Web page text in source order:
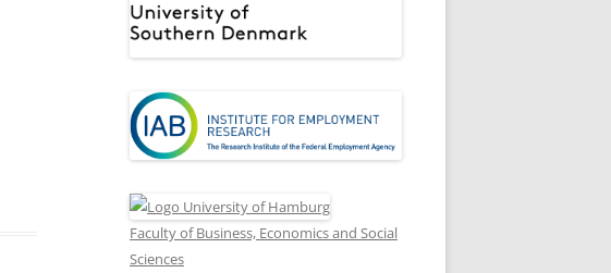
Faculty of Business, Economics and Social
Sciences